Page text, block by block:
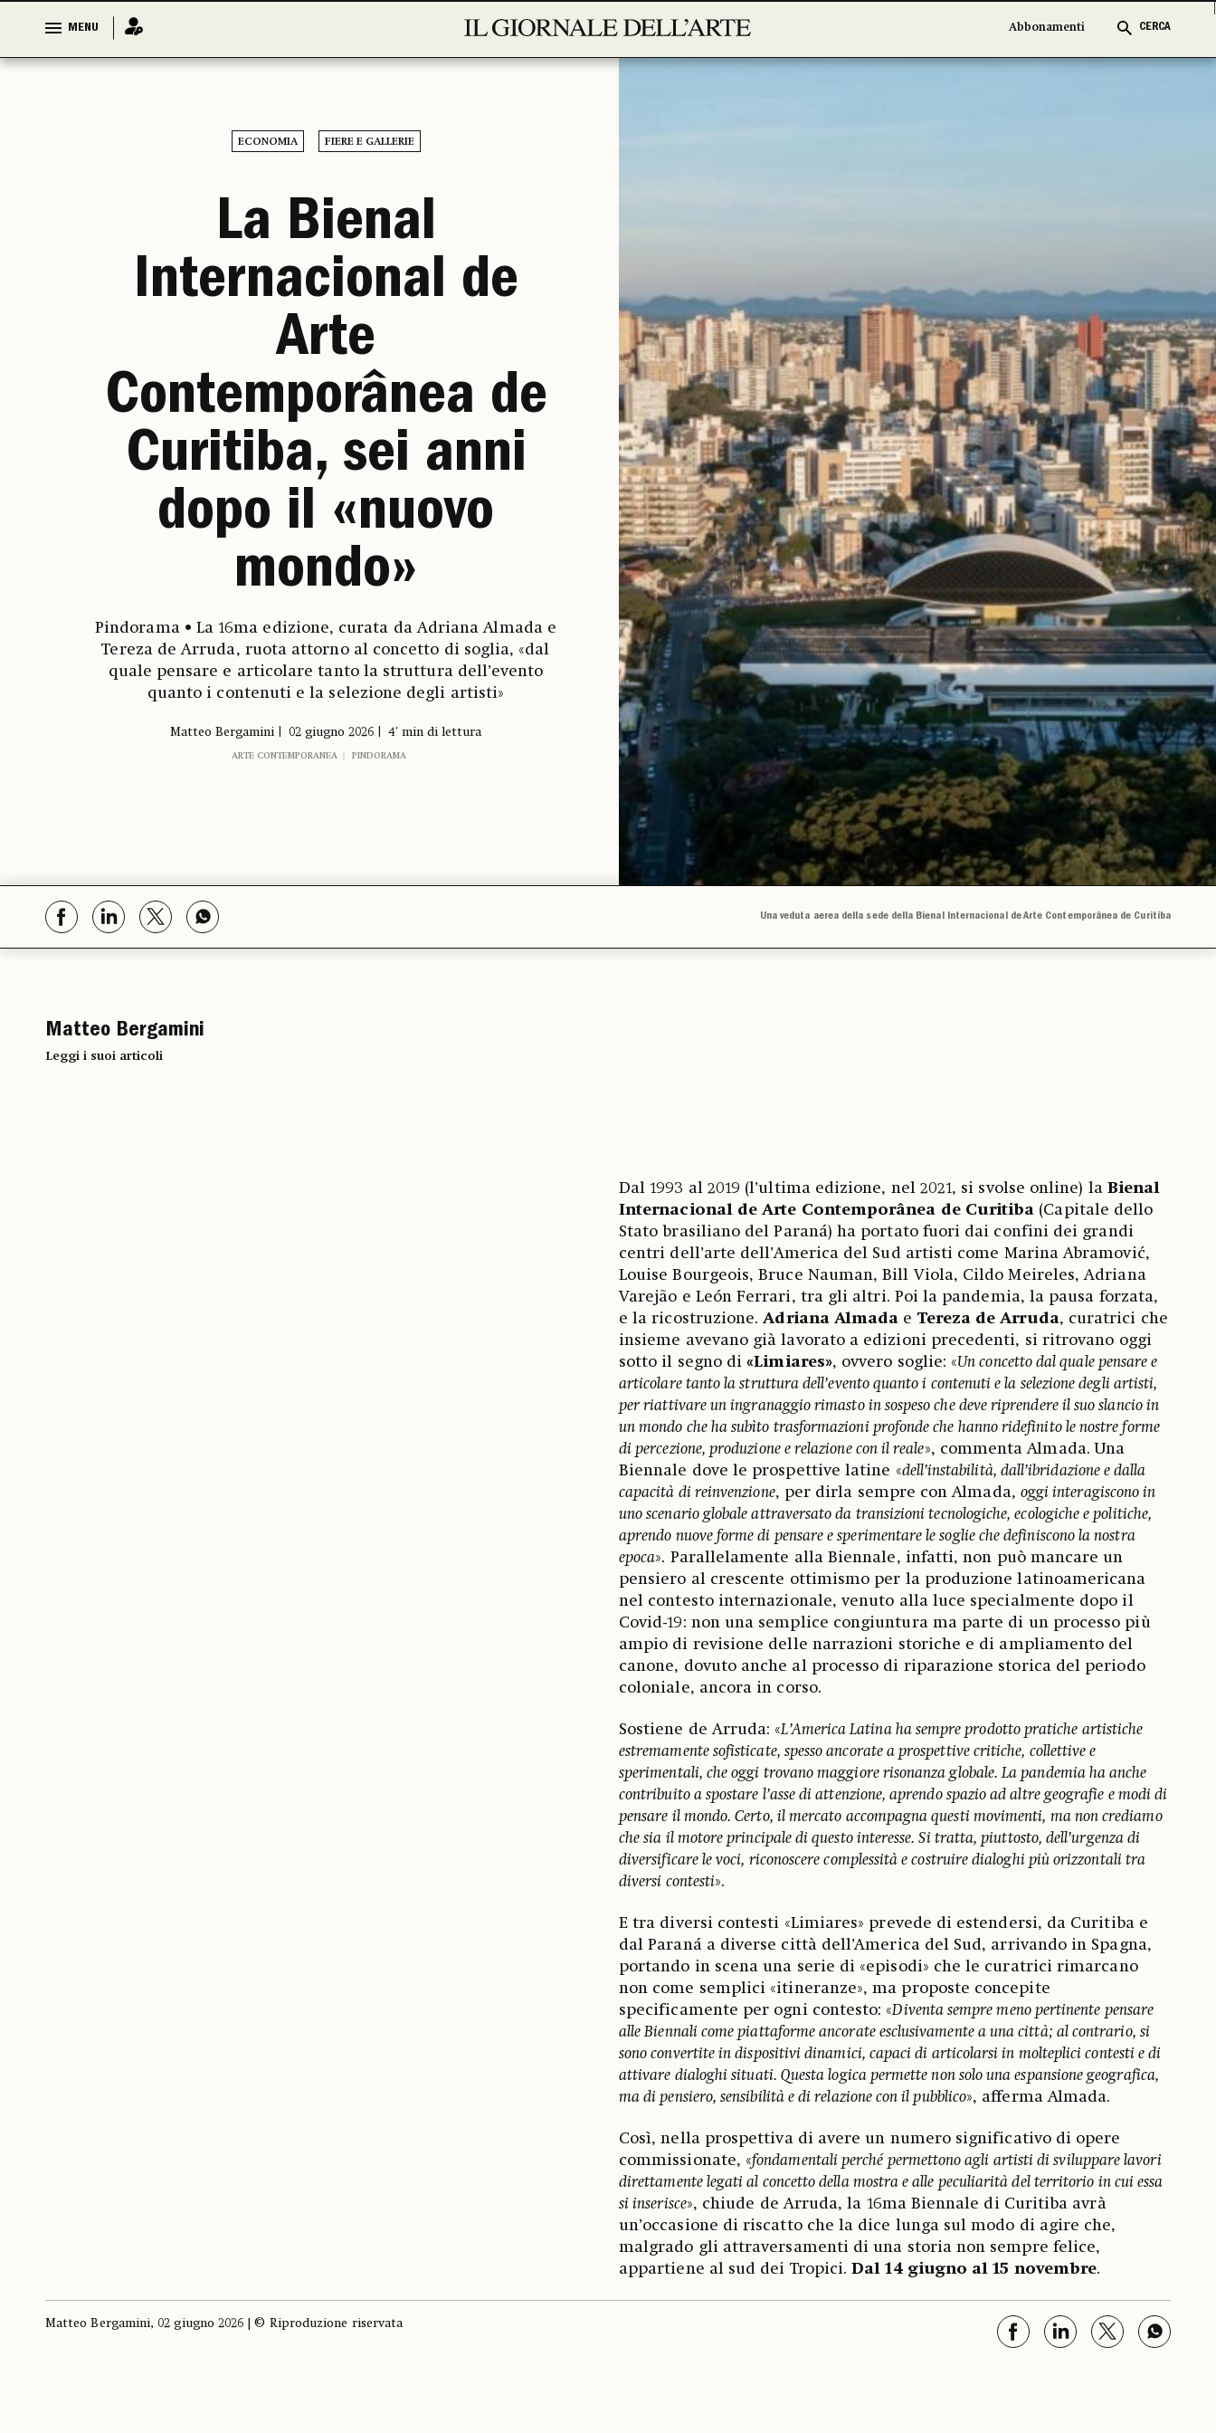
MENU Abbonamenti CERCA
MENU Abbonamenti CERCA
ECONOMIA FIERE E GALLERIE
La Bienal
Internacional de
Arte
Contemporânea de
Curitiba, sei anni
dopo il «nuovo
mondo»
Pindorama • La 16ma edizione, curata da Adriana Almada e
Tereza de Arruda, ruota attorno al concetto di soglia, «dal
quale pensare e articolare tanto la struttura dell’evento
quanto i contenuti e la selezione degli artisti»
Matteo Bergamini 02 giugno 2026 4' min di lettura
ARTE CONTEMPORANEA PINDORAMA
Una veduta aerea della sede della Bienal Internacional de Arte Contemporânea de Curitiba
Matteo Bergamini
Leggi i suoi articoli
Dal 1993 al 2019 (l’ultima edizione, nel 2021, si svolse online) la Bienal
Internacional de Arte Contemporânea de Curitiba (Capitale dello
Stato brasiliano del Paraná) ha portato fuori dai confini dei grandi
centri dell’arte dell’America del Sud artisti come Marina Abramović,
Louise Bourgeois, Bruce Nauman, Bill Viola, Cildo Meireles, Adriana
Varejão e León Ferrari, tra gli altri. Poi la pandemia, la pausa forzata,
e la ricostruzione.Adriana Almada e Tereza de Arruda, curatrici che
insieme avevano già lavorato a edizioni precedenti, si ritrovano oggi
sotto il segno di«Limiares», ovvero soglie: «Un concetto dal quale pensare e
articolare tanto la struttura dell’evento quanto i contenuti e la selezione degli artisti,
per riattivare un ingranaggio rimasto in sospeso che deve riprendere il suo slancio in
un mondo che ha subìto trasformazioni profonde che hanno ridefinito le nostre forme
di percezione, produzione e relazione con il reale», commenta Almada. Una
Biennale dove le prospettive latine «dell’instabilità, dall’ibridazione e dalla
capacità di reinvenzione, per dirla sempre con Almada, oggi interagiscono in
uno scenario globale attraversato da transizioni tecnologiche, ecologiche e politiche,
aprendo nuove forme di pensare e sperimentare le soglie che definiscono la nostra
epoca». Parallelamente alla Biennale, infatti, non può mancare un
pensiero al crescente ottimismo per la produzione latinoamericana
nel contesto internazionale, venuto alla luce specialmente dopo il
Covid-19: non una semplice congiuntura ma parte di un processo più
ampio di revisione delle narrazioni storiche e di ampliamento del
canone, dovuto anche al processo di riparazione storica del periodo
coloniale, ancora in corso.
Sostiene de Arruda: «L’America Latina ha sempre prodotto pratiche artistiche
estremamente sofisticate, spesso ancorate a prospettive critiche, collettive e
sperimentali, che oggi trovano maggiore risonanza globale. La pandemia ha anche
contribuito a spostare l’asse di attenzione, aprendo spazio ad altre geografie e modi di
pensare il mondo. Certo, il mercato accompagna questi movimenti, ma non crediamo
che sia il motore principale di questo interesse. Si tratta, piuttosto, dell’urgenza di
diversificare le voci, riconoscere complessità e costruire dialoghi più orizzontali tra
diversi contesti».
E tra diversi contesti «Limiares» prevede di estendersi, da Curitiba e
dal Paraná a diverse città dell’America del Sud, arrivando in Spagna,
portando in scena una serie di «episodi» che le curatrici rimarcano
non come semplici «itineranze», ma proposte concepite
specificamente per ogni contesto: «Diventa sempre meno pertinente pensare
alle Biennali come piattaforme ancorate esclusivamente a una città; al contrario, si
sono convertite in dispositivi dinamici, capaci di articolarsi in molteplici contesti e di
attivare dialoghi situati. Questa logica permette non solo una espansione geografica,
ma di pensiero, sensibilità e di relazione con il pubblico», afferma Almada.
Così, nella prospettiva di avere un numero significativo di opere
commissionate, «fondamentali perché permettono agli artisti di sviluppare lavori
direttamente legati al concetto della mostra e alle peculiarità del territorio in cui essa
si inserisce», chiude de Arruda, la 16ma Biennale di Curitiba avrà
un’occasione di riscatto che la dice lunga sul modo di agire che,
malgrado gli attraversamenti di una storia non sempre felice,
appartiene al sud dei Tropici.Dal 14 giugno al 15 novembre.
Matteo Bergamini, 02 giugno 2026 | © Riproduzione riservata